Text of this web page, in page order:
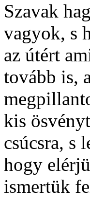
Szavak
vagyok, s
az útért
tovább is,
kis
csúcsra, s
hogy
ismertük